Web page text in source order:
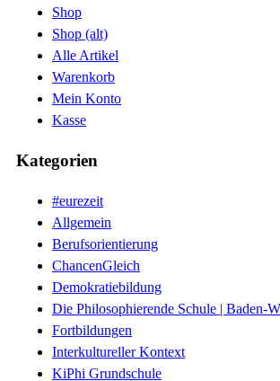
Shop
Shop (alt)
Alle Artikel
Warenkorb
Mein Konto
Kasse
Kategorien
#eurezeit
Allgemein
Berufsorientierung
ChancenGleich
Demokratiebildung
Die Philosophierende Schule | Baden-
Fortbildungen
Interkultureller Kontext
KiPhi Grundschule